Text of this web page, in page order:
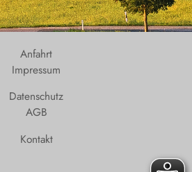
Anfahrt
Impressum
Datenschutz
AGB
Kontakt